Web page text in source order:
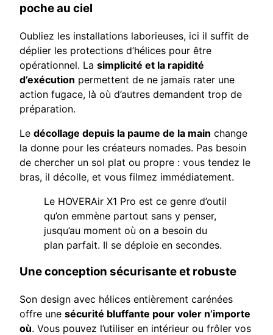
poche au ciel
Oubliez les installations laborieuses, ici il suffit de
déplier les protections d’hélices pour être
opérationnel. La simplicité et la rapidité
d’exécution permettent de ne jamais rater une
action fugace, là où d’autres demandent trop de
préparation.
Le décollage depuis la paume de la main change
la donne pour les créateurs nomades. Pas besoin
de chercher un sol plat ou propre : vous tendez le
bras, il décolle, et vous filmez immédiatement.
Le HOVERAir X1 Pro est ce genre d’outil
qu’on emmène partout sans y penser,
jusqu’au moment où on a besoin du
plan parfait. Il se déploie en secondes.
Une conception sécurisante et robuste
Son design avec hélices entièrement carénées
offre une sécurité bluffante pour voler n’importe
où. Vous pouvez l’utiliser en intérieur ou frôler vos